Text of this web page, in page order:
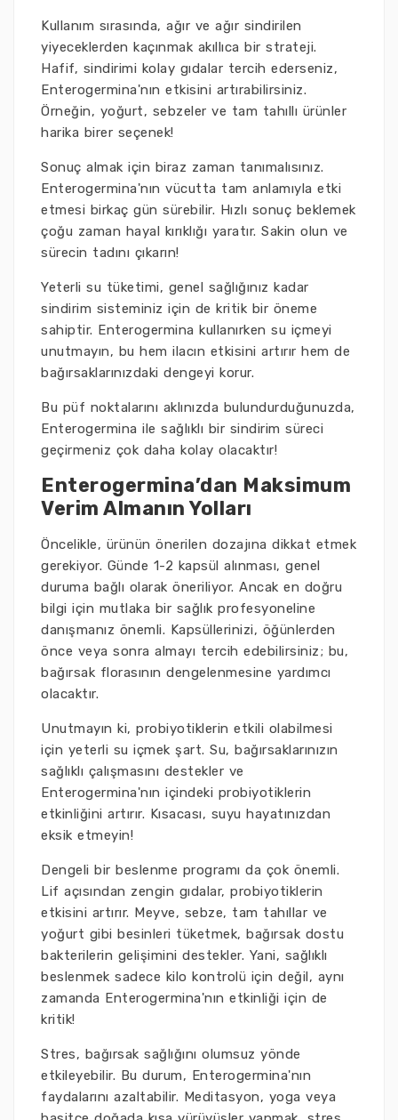
Kullanım sırasında, ağır ve ağır sindirilen
yiyeceklerden kaçınmak akıllıca bir strateji.
Hafif, sindirimi kolay gıdalar tercih ederseniz,
Enterogermina'nın etkisini artırabilirsiniz.
Örneğin, yoğurt, sebzeler ve tam tahıllı ürünler
harika birer seçenek!
Sonuç almak için biraz zaman tanımalısınız.
Enterogermina'nın vücutta tam anlamıyla etki
etmesi birkaç gün sürebilir. Hızlı sonuç beklemek
çoğu zaman hayal kırıklığı yaratır. Sakin olun ve
sürecin tadını çıkarın!
Yeterli su tüketimi, genel sağlığınız kadar
sindirim sisteminiz için de kritik bir öneme
sahiptir. Enterogermina kullanırken su içmeyi
unutmayın, bu hem ilacın etkisini artırır hem de
bağırsaklarınızdaki dengeyi korur.
Bu püf noktalarını aklınızda bulundurduğunuzda,
Enterogermina ile sağlıklı bir sindirim süreci
geçirmeniz çok daha kolay olacaktır!
Enterogermina’dan Maksimum
Verim Almanın Yolları
Öncelikle, ürünün önerilen dozajına dikkat etmek
gerekiyor. Günde 1-2 kapsül alınması, genel
duruma bağlı olarak öneriliyor. Ancak en doğru
bilgi için mutlaka bir sağlık profesyoneline
danışmanız önemli. Kapsüllerinizi, öğünlerden
önce veya sonra almayı tercih edebilirsiniz; bu,
bağırsak florasının dengelenmesine yardımcı
olacaktır.
Unutmayın ki, probiyotiklerin etkili olabilmesi
için yeterli su içmek şart. Su, bağırsaklarınızın
sağlıklı çalışmasını destekler ve
Enterogermina'nın içindeki probiyotiklerin
etkinliğini artırır. Kısacası, suyu hayatınızdan
eksik etmeyin!
Dengeli bir beslenme programı da çok önemli.
Lif açısından zengin gıdalar, probiyotiklerin
etkisini artırır. Meyve, sebze, tam tahıllar ve
yoğurt gibi besinleri tüketmek, bağırsak dostu
bakterilerin gelişimini destekler. Yani, sağlıklı
beslenmek sadece kilo kontrolü için değil, aynı
zamanda Enterogermina'nın etkinliği için de
kritik!
Stres, bağırsak sağlığını olumsuz yönde
etkileyebilir. Bu durum, Enterogermina'nın
faydalarını azaltabilir. Meditasyon, yoga veya